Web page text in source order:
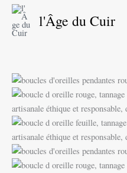
Aller
contenu
l'Âge du Cuir